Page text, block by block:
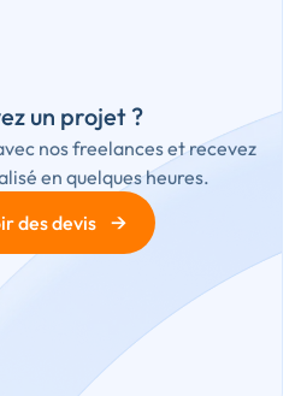
un projet ?
nos freelances et recevez
en quelques heures.
des devis
→